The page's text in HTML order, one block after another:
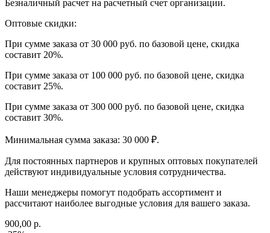
Безналичный расчет на расчетный счет организации.
Оптовые скидки:
При сумме заказа от 30 000 руб. по базовой цене, скидка
составит 20%.
При сумме заказа от 100 000 руб. по базовой цене, скидка
составит 25%.
При сумме заказа от 300 000 руб. по базовой цене, скидка
составит 30%.
Минимальная сумма заказа: 30 000 ₽.
Для постоянных партнеров и крупных оптовых покупателей
действуют индивидуальные условия сотрудничества.
Наши менеджеры помогут подобрать ассортимент и
рассчитают наиболее выгодные условия для вашего заказа.
900,00 р.